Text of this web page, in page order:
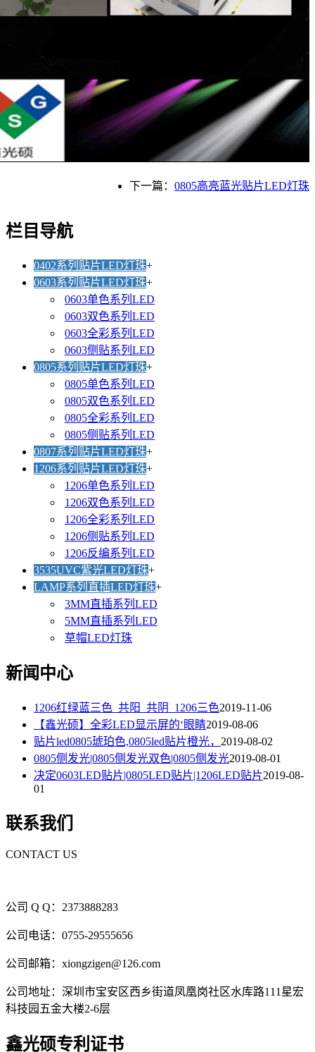
下一篇： 0805高亮蓝光贴片LED灯珠
栏目导航
0402系列贴片LED灯珠+
0603系列贴片LED灯珠+
0603单色系列LED
0603双色系列LED
0603全彩系列LED
0603侧贴系列LED
0805系列贴片LED灯珠+
0805单色系列LED
0805双色系列LED
0805全彩系列LED
0805侧贴系列LED
0807系列贴片LED灯珠+
1206系列贴片LED灯珠+
1206单色系列LED
1206双色系列LED
1206全彩系列LED
1206侧贴系列LED
1206反编系列LED
3535UVC紫光LED灯珠+
LAMP系列直插LED灯珠+
3MM直插系列LED
5MM直插系列LED
草帽LED灯珠
新闻中心
1206红绿蓝三色_共阳_共阴_1206三色2019-11-06
【鑫光硕】全彩LED显示屏的‘眼睛2019-08-06
贴片led0805琥珀色,0805led贴片橙光， 2019-08-02
0805侧发光|0805侧发光双色|0805侧发光2019-08-01
决定0603LED贴片|0805LED贴片|1206LED贴片2019-08-
01
联系我们
CONTACT US
公司 Q Q：2373888283
公司电话：0755-29555656
公司邮箱：xiongzigen@126.com
公司地址：深圳市宝安区西乡街道凤凰岗社区水库路111星宏
科技园五金大楼2-6层
鑫光硕专利证书